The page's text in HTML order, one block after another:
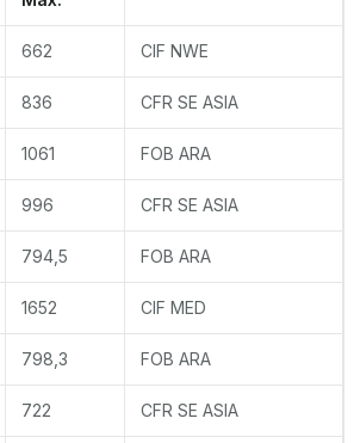
662 CIF NWE
836 CFR SE ASIA
1061 FOB ARA
996 CFR SE ASIA
794,5 FOB ARA
1652 CIF MED
798,3 FOB ARA
722 CFR SE ASIA